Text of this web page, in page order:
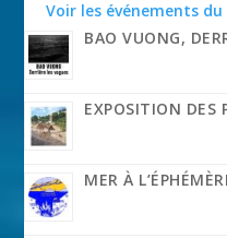
Voir les événements du
BAO VUONG,
EXPOSITION DES
MER À